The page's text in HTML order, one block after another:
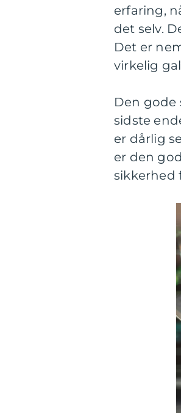
erfaring,
det selv.
Det er
virkelig
Den gode
sidste
er dårlig
er den
sikkerhed